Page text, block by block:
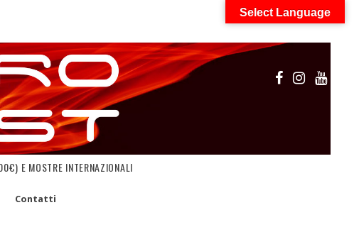
E MOSTRE INTERNAZIONALI
Contatti
Select Language